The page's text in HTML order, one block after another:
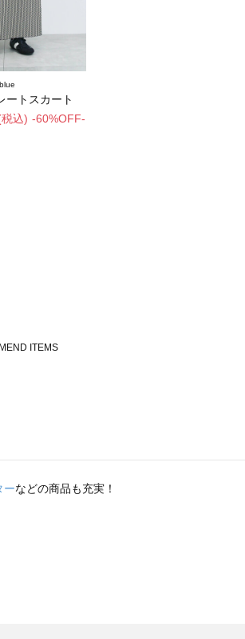
ートスカート
税込) -60%OFF-
ーなどの商品も充実！